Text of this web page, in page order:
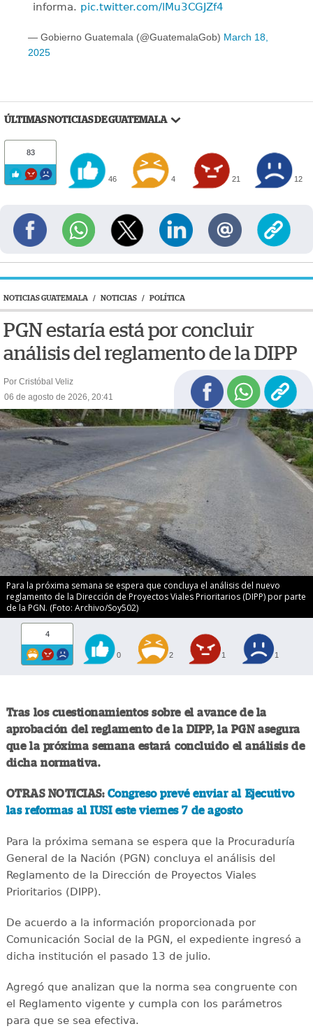
informa. pic.twitter.com/lMu3CGJZf4
— Gobierno Guatemala (@GuatemalaGob) March 18,
2025
ÚLTIMAS NOTICIAS DE GUATEMALA
83
46 4 21 12
NOTICIAS GUATEMALA / NOTICIAS / POLÍTICA
PGN estaría está por concluir
análisis del reglamento de la DIPP
Por Cristóbal Veliz
06 de agosto de 2026, 20:41
Para la próxima semana se espera que concluya el análisis del nuevo
reglamento de la Dirección de Proyectos Viales Prioritarios (DIPP) por parte
de la PGN. (Foto: Archivo/Soy502)
4
0 2 1 1
Tras los cuestionamientos sobre el avance de la
aprobación del reglamento de la DIPP, la PGN asegura
que la próxima semana estará concluido el análisis de
dicha normativa.
OTRAS NOTICIAS: Congreso prevé enviar al Ejecutivo
las reformas al IUSI este viernes 7 de agosto
Para la próxima semana se espera que la Procuraduría
General de la Nación (PGN) concluya el análisis del
Reglamento de la Dirección de Proyectos Viales
Prioritarios (DIPP).
De acuerdo a la información proporcionada por
Comunicación Social de la PGN, el expediente ingresó a
dicha institución el pasado 13 de julio.
Agregó que analizan que la norma sea congruente con
el Reglamento vigente y cumpla con los parámetros
para que se sea efectiva.